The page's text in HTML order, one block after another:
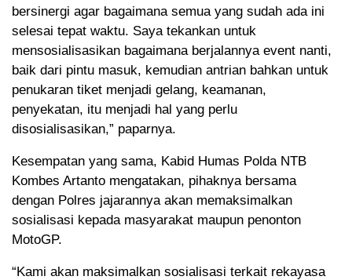
bersinergi agar bagaimana semua yang sudah ada ini
selesai tepat waktu. Saya tekankan untuk
mensosialisasikan bagaimana berjalannya event nanti,
baik dari pintu masuk, kemudian antrian bahkan untuk
penukaran tiket menjadi gelang, keamanan,
penyekatan, itu menjadi hal yang perlu
disosialisasikan,” paparnya.
Kesempatan yang sama, Kabid Humas Polda NTB
Kombes Artanto mengatakan, pihaknya bersama
dengan Polres jajarannya akan memaksimalkan
sosialisasi kepada masyarakat maupun penonton
MotoGP.
“Kami akan maksimalkan sosialisasi terkait rekayasa